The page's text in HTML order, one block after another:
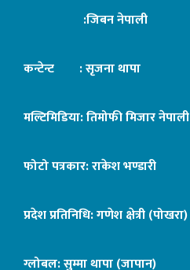
:जिबन नेपाली
कन्टेन्ट : सृजना थापा
मल्टिमिडिया: तिमोफी मिजार नेपाली
फोटो पत्रकार: राकेश भण्डारी
प्रदेश प्रतिनिधि: गणेश क्षेत्री (पोखरा)
ग्लोबल: सुम्मा थापा (जापान)